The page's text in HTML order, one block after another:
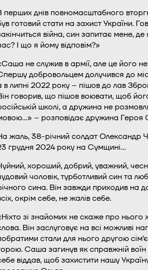
перших днів повномасштабного
готовий стати на захист України.
війна, син запитає мене, де
І що я йому відповім?»
не служив в армії, але це його
добровольцем долучився до
в липні 2022 року – пішов до лав
говорив, що пішов воювати, щоб
школі, а дружина не
– розповідає дружина Героя
жаль, 38-річний солдат Олександр
грудня 2024 року на Сумщині…
хороший, добрий, уважний,
чоловік, турботливий син та
сина. Він завжди приходив на
окрім себе, не жалів себе.
зі знайомих не скаже про
Він заслуговує на всі можливі
стали для нього другою
Саша загинув як справжній воїн
віддав, щоб захистити нашу